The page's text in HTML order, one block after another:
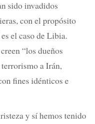
sido invadidos
con el propósito
el caso de Libia.
“los dueños
a Irán,
fines idénticos e
y sí hemos tenido